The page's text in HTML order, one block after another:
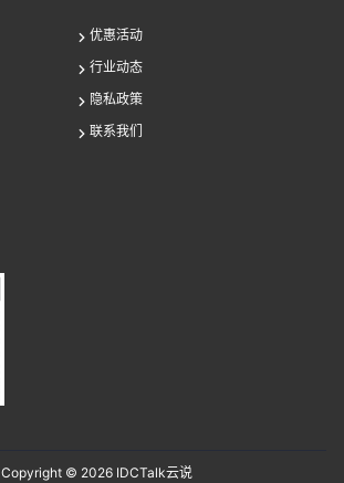
优惠活动
行业动态
隐私政策
联系我们
Copyright © 2026IDCTalk云说